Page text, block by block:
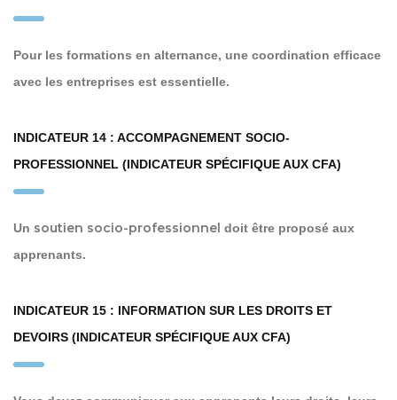
Pour les formations en alternance, une coordination efficace
avec les entreprises est essentielle.
INDICATEUR 14 : ACCOMPAGNEMENT SOCIO-
PROFESSIONNEL (INDICATEUR SPÉCIFIQUE AUX CFA)
Un soutien socio-professionnel doit être proposé aux
apprenants.
INDICATEUR 15 : INFORMATION SUR LES DROITS ET
DEVOIRS (INDICATEUR SPÉCIFIQUE AUX CFA)